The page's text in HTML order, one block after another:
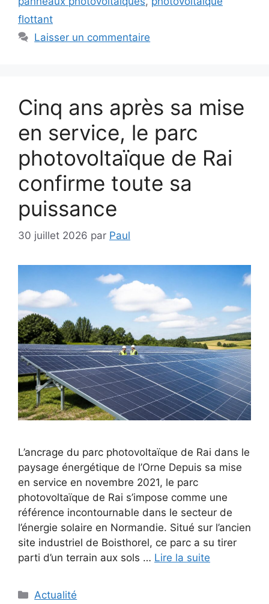
flottant
Laisser un commentaire
Cinq ans après sa mise
en service, le parc
photovoltaïque de Rai
confirme toute sa
puissance
30 juillet 2026 par Paul
L’ancrage du parc photovoltaïque de Rai dans le
paysage énergétique de l’Orne Depuis sa mise
en service en novembre 2021, le parc
photovoltaïque de Rai s’impose comme une
référence incontournable dans le secteur de
l’énergie solaire en Normandie. Situé sur l’ancien
site industriel de Boisthorel, ce parc a su tirer
parti d’un terrain aux sols … Lire la suite
Catégories
Actualité